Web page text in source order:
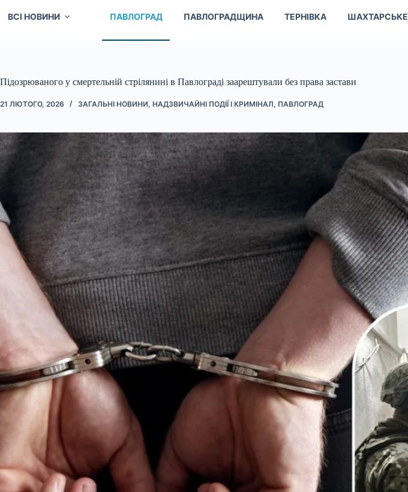
ВСІ НОВИНИ ПАВЛОГРАД ПАВЛОГРАДЩИНА ТЕРНІВКА ШАХТАРСЬКЕ
Підозрюваного у смертельній стрілянині в Павлограді заарештували без права застави
21 ЛЮТОГО, 2026 ЗАГАЛЬНІ НОВИНИ, НАДЗВИЧАЙНІ ПОДІЇ І КРИМІНАЛ, ПАВЛОГРАД